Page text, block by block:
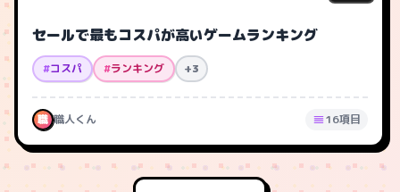
セールで最もコスパが高いゲームランキング
#コスパ #ランキング +3
職 職人くん 16項目